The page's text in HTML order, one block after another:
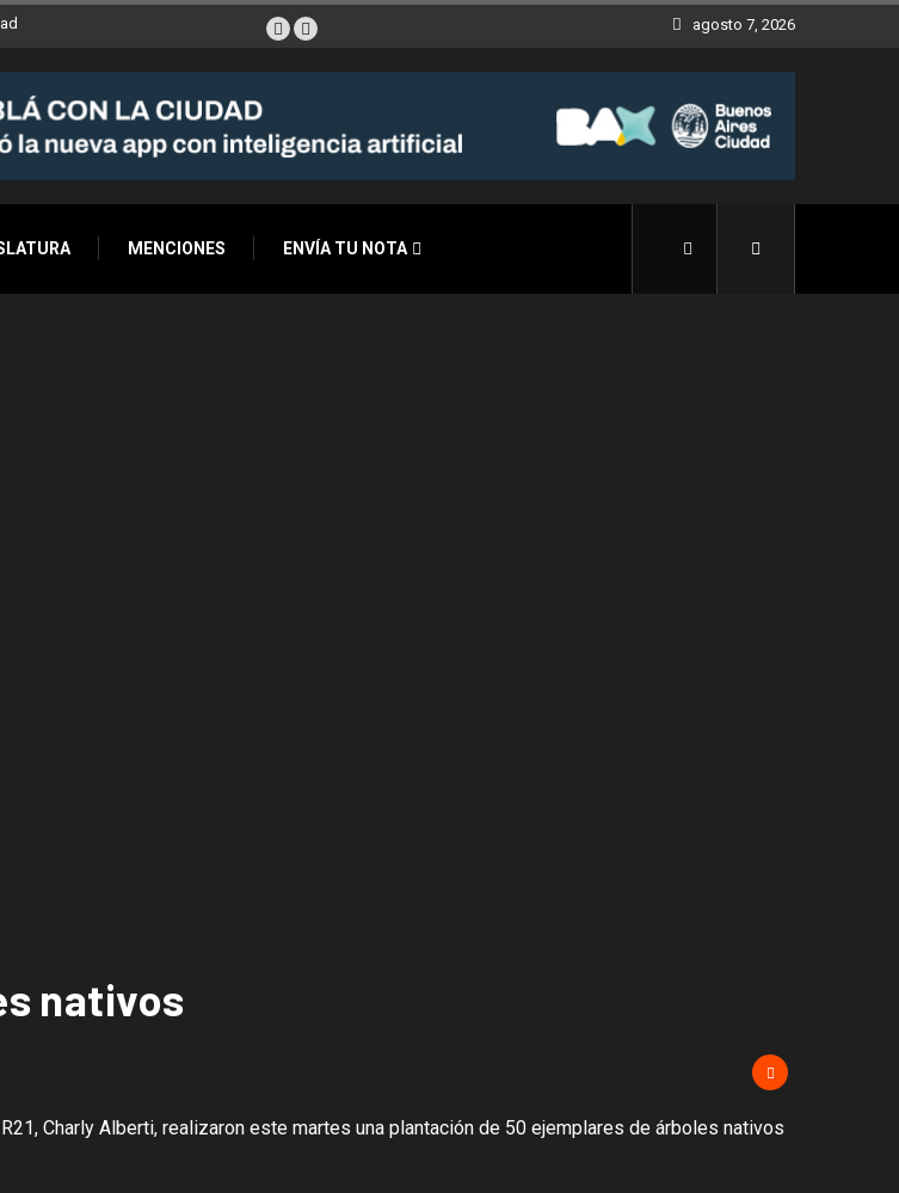
agosto 7, 2026
MENCIONES ENVÍA TU NOTA
nativos
Charly Alberti, realizaron este martes una plantación de 50 ejemplares de árboles nativos